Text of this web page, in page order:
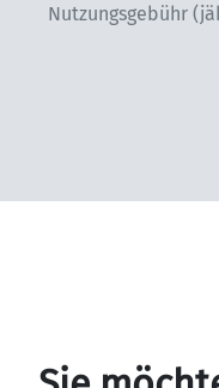
Nutzungsgebühr